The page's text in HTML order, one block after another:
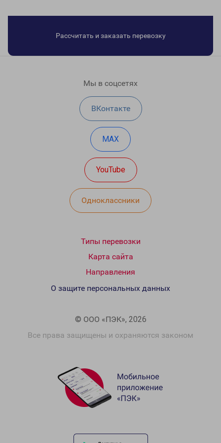
Рассчитать и заказать перевозку
Мы в соцсетях
ВКонтакте
MAX
YouTube
Одноклассники
Типы перевозки
Карта сайта
Направления
© ООО «ПЭК», 2026
Все права защищены и охраняются законом
О защите персональных данных